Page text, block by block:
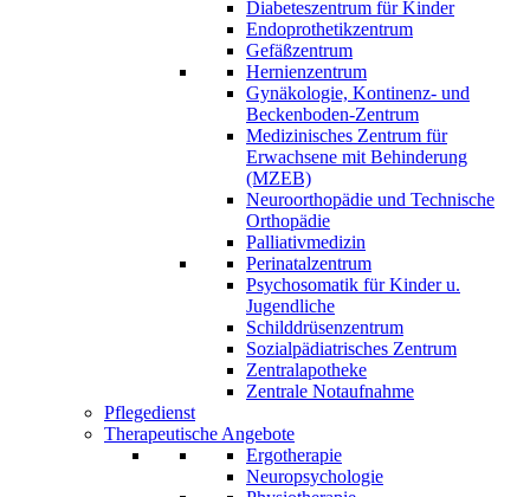
Diabeteszentrum für Kinder
Endoprothetikzentrum
Gefäßzentrum
Hernienzentrum
Gynäkologie, Kontinenz- und
Beckenboden-Zentrum
Medizinisches Zentrum für
Erwachsene mit Behinderung
(MZEB)
Neuroorthopädie und Technische
Orthopädie
Palliativmedizin
Perinatalzentrum
Psychosomatik für Kinder u.
Jugendliche
Schilddrüsenzentrum
Sozialpädiatrisches Zentrum
Zentralapotheke
Zentrale Notaufnahme
Pflegedienst
Therapeutische Angebote
Ergotherapie
Neuropsychologie